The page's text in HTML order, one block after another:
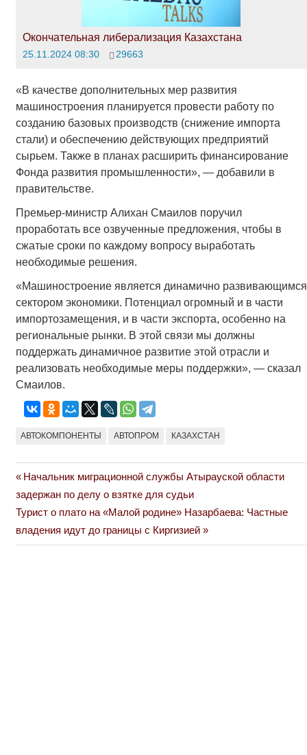
Окончательная либерализация Казахстана
25.11.2024 08:30 29663
«В качестве дополнительных мер развития
машиностроения планируется провести работу по
созданию базовых производств (снижение импорта
стали) и обеспечению действующих предприятий
сырьем. Также в планах расширить финансирование
Фонда развития промышленности», — добавили в
правительстве.
Премьер-министр Алихан Смаилов поручил
проработать все озвученные предложения, чтобы в
сжатые сроки по каждому вопросу выработать
необходимые решения.
«Машиностроение является динамично развивающимся
сектором экономики. Потенциал огромный и в части
импортозамещения, и в части экспорта, особенно на
региональные рынки. В этой связи мы должны
поддержать динамичное развитие этой отрасли и
реализовать необходимые меры поддержки», — сказал
Смаилов.
АВТОКОМПОНЕНТЫ АВТОПРОМ КАЗАХСТАН
Навигация
по
записям
Previous
Post:
Начальник миграционной службы Атырауской области
задержан по делу о взятке для судьи
Next
Post:
Турист о плато на «Малой родине» Назарбаева: Частные
владения идут до границы с Киргизией